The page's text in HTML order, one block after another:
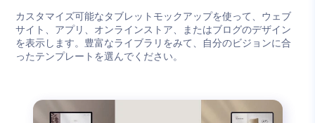
カスタマイズ可能なタブレットモックアップを使って、ウェブ
サイト、アプリ、オンラインストア、またはブログのデザイン
を表示します。豊富なライブラリをみて、自分のビジョンに合
ったテンプレートを選んでください。